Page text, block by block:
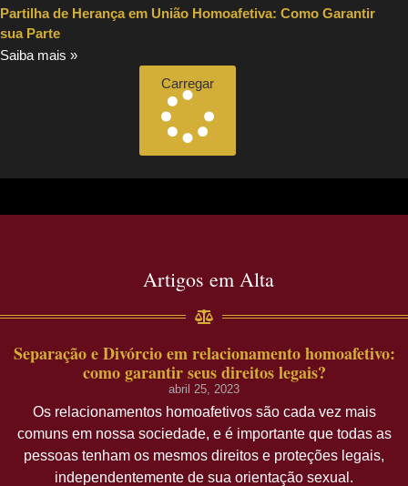
Partilha de Herança em União Homoafetiva: Como Garantir
sua Parte
Saiba mais »
Carregar
Artigos em Alta
Separação e Divórcio em relacionamento homoafetivo:
como garantir seus direitos legais?
abril 25, 2023
Os relacionamentos homoafetivos são cada vez mais
comuns em nossa sociedade, e é importante que todas as
pessoas tenham os mesmos direitos e proteções legais,
independentemente de sua orientação sexual.